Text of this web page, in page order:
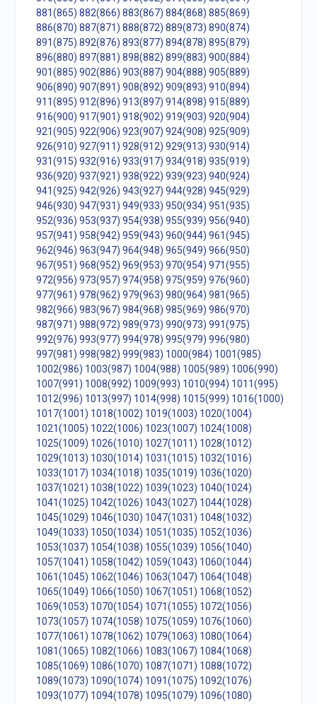
881(865) 882(866) 883(867) 884(868) 885(869)
886(870) 887(871) 888(872) 889(873) 890(874)
891(875) 892(876) 893(877) 894(878) 895(879)
896(880) 897(881) 898(882) 899(883) 900(884)
901(885) 902(886) 903(887) 904(888) 905(889)
906(890) 907(891) 908(892) 909(893) 910(894)
911(895) 912(896) 913(897) 914(898) 915(889)
916(900) 917(901) 918(902) 919(903) 920(904)
921(905) 922(906) 923(907) 924(908) 925(909)
926(910) 927(911) 928(912) 929(913) 930(914)
931(915) 932(916) 933(917) 934(918) 935(919)
936(920) 937(921) 938(922) 939(923) 940(924)
941(925) 942(926) 943(927) 944(928) 945(929)
946(930) 947(931) 949(933) 950(934) 951(935)
952(936) 953(937) 954(938) 955(939) 956(940)
957(941) 958(942) 959(943) 960(944) 961(945)
962(946) 963(947) 964(948) 965(949) 966(950)
967(951) 968(952) 969(953) 970(954) 971(955)
972(956) 973(957) 974(958) 975(959) 976(960)
977(961) 978(962) 979(963) 980(964) 981(965)
982(966) 983(967) 984(968) 985(969) 986(970)
987(971) 988(972) 989(973) 990(973) 991(975)
992(976) 993(977) 994(978) 995(979) 996(980)
997(981) 998(982) 999(983) 1000(984) 1001(985)
1002(986) 1003(987) 1004(988) 1005(989) 1006(990)
1007(991) 1008(992) 1009(993) 1010(994) 1011(995)
1012(996) 1013(997) 1014(998) 1015(999) 1016(1000)
1017(1001) 1018(1002) 1019(1003) 1020(1004)
1021(1005) 1022(1006) 1023(1007) 1024(1008)
1025(1009) 1026(1010) 1027(1011) 1028(1012)
1029(1013) 1030(1014) 1031(1015) 1032(1016)
1033(1017) 1034(1018) 1035(1019) 1036(1020)
1037(1021) 1038(1022) 1039(1023) 1040(1024)
1041(1025) 1042(1026) 1043(1027) 1044(1028)
1045(1029) 1046(1030) 1047(1031) 1048(1032)
1049(1033) 1050(1034) 1051(1035) 1052(1036)
1053(1037) 1054(1038) 1055(1039) 1056(1040)
1057(1041) 1058(1042) 1059(1043) 1060(1044)
1061(1045) 1062(1046) 1063(1047) 1064(1048)
1065(1049) 1066(1050) 1067(1051) 1068(1052)
1069(1053) 1070(1054) 1071(1055) 1072(1056)
1073(1057) 1074(1058) 1075(1059) 1076(1060)
1077(1061) 1078(1062) 1079(1063) 1080(1064)
1081(1065) 1082(1066) 1083(1067) 1084(1068)
1085(1069) 1086(1070) 1087(1071) 1088(1072)
1089(1073) 1090(1074) 1091(1075) 1092(1076)
1093(1077) 1094(1078) 1095(1079) 1096(1080)